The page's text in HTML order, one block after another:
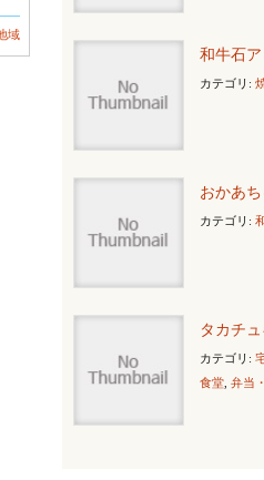
域
和牛石
カテゴリ:
おかあ
カテゴリ:
タカチュ
カテゴリ:
食堂 弁当